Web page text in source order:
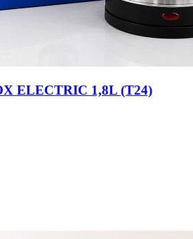
ELECTRIC 1,8L (T24)